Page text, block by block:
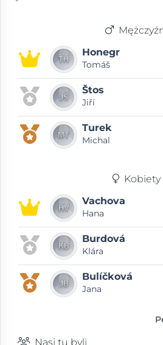
Honegr
Tomáš
Štos
Jiří
Turek
Michal
Kobiety
Vachova
Hana
Burdová
Klára
Bulíčková
Jana
Nasi tu byli